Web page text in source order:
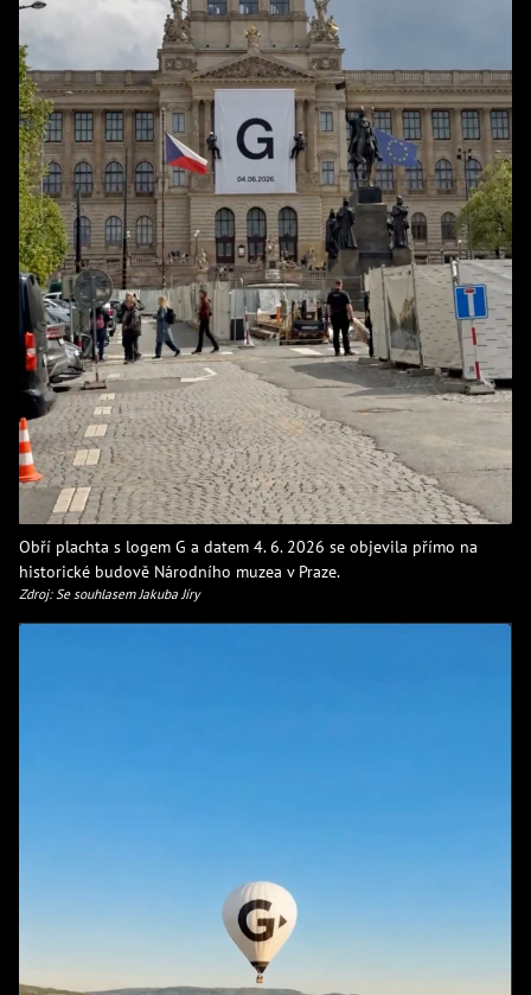
Obří plachta s logem G a datem 4. 6. 2026 se objevila přímo na
historické budově Národního muzea v Praze.
Zdroj: Se souhlasem Jakuba Jíry